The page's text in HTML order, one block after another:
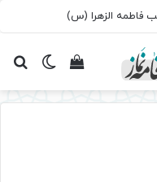
فاطمه الزهرا (س)
تغییرمشاهده